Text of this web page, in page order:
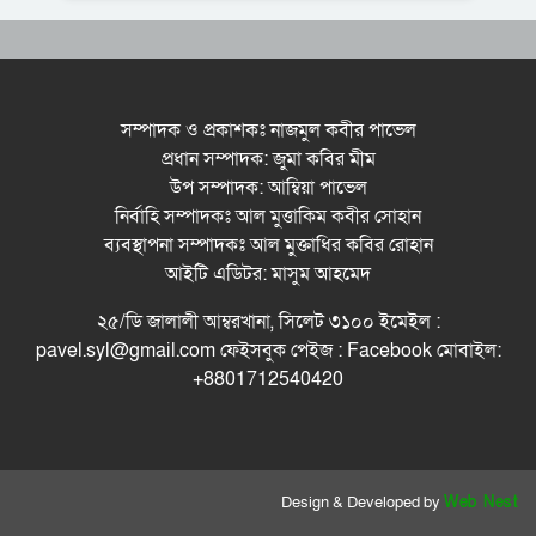
ধরিত্রী রক্ষায় আমরা’র উদ্যোগে সিলেটে বৃক্ষ রোপনের
নর্থ ইস্ট ইউনিভার্সিটিতে রচনা ও আবৃত্তি
প্রতিযোগিতার পুরষ্কার বিতরণী অনুষ্ঠিত
সিকৃবি’তে জুলাই গণ-অভ্যুত্থান দিবস উপলক্ষে
বৃক্ষরোপণ কর্মসুচি পালন
রসময় মেমোরিয়াল উচ্চ বিদ্যালয়ের নতুন ভবনের
উদ্বোধন করলেন মন্ত্রী মুক্তাদির
সম্পাদক ও প্রকাশকঃ নাজমুল কবীর পাভেল
প্রধান সম্পাদক: জুমা কবির মীম
উপ সম্পাদক: আম্বিয়া পাভেল
নির্বাহি সম্পাদকঃ আল মুত্তাকিম কবীর সোহান
ব্যবস্থাপনা সম্পাদকঃ আল মুক্তাধির কবির রোহান
আইটি এডিটর: মাসুম আহমেদ
২৫/ডি জালালী আম্বরখানা, সিলেট ৩১০০ ইমেইল :
pavel.syl@gmail.com ফেইসবুক পেইজ : Facebook মোবাইল:
+8801712540420
Design & Developed by Web Nest